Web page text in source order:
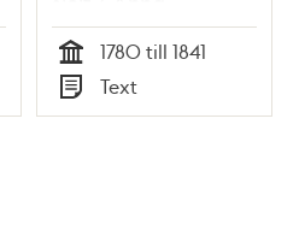
Carlström
Tid
1780 till 1841
Typ
Text